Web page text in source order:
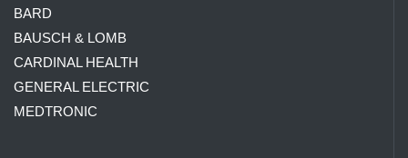
BARD
BAUSCH & LOMB
CARDINAL HEALTH
GENERAL ELECTRIC
MEDTRONIC